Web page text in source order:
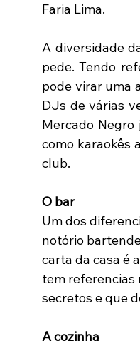
Faria Lima.
A diversidade
pede. Tendo
pode virar uma
DJs de várias
Mercado
como karaokês
club.
O bar
Um dos
notório
carta da casa é
tem referencias
secretos e que
A cozinha